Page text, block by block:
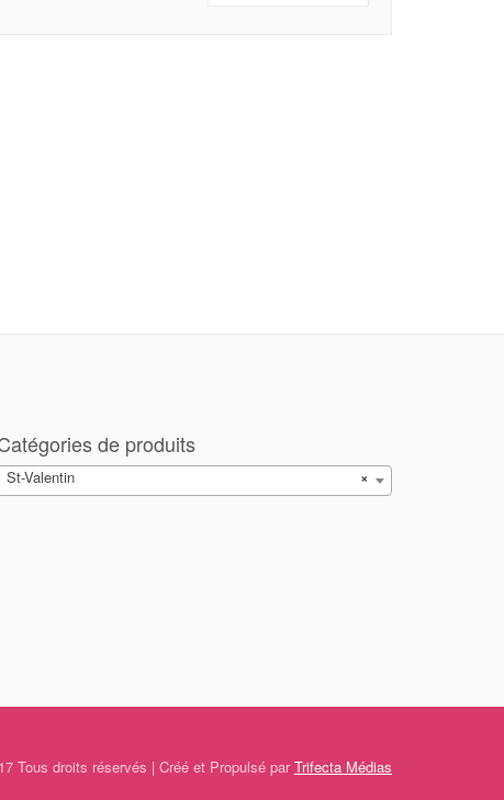
de produits
×
St-Valentin
Tous droits réservés | Créé et Propulsé parTrifecta Médias